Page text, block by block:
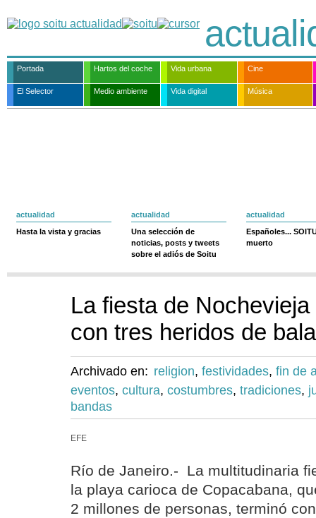
Portada Hartos del coche Vida urbana Cine
El Selector Medio ambiente Vida digital Música
actualidad
Hasta la vista y gracias
actualidad
Una selección de
noticias, posts y tweets
sobre el adiós de Soitu
actualidad
Españoles...
muerto
La fiesta de
con tres heridos de bala
Archivado en: religion, festividades, fin de
eventos, cultura, costumbres, tradiciones,
bandas
EFE
Río de Janeiro.- La multitudinaria
la playa carioca de Copacabana,
2 millones de personas, terminó